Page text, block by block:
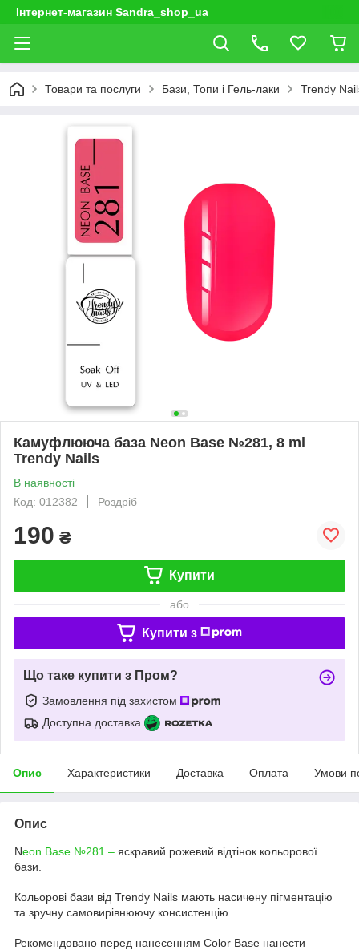
Інтернет-магазин Sandra_shop_ua
Товари та послуги Бази, Топи і Гель-лаки Trendy
Камуфлююча база Neon Base №281, 8 ml
Trendy Nails
В наявності
Код: 012382
Роздріб
190 ₴
Купити
або
Купити з
Що таке купити з Пром?
Замовлення під захистом
Доступна доставка
Опис Характеристики Доставка Оплата Умови
Опис
Neon Base №281 – яскравий рожевий відтінок кольорової
бази.
Кольорові бази від Trendy Nails мають насичену пігментацію
та зручну самовирівнюючу консистенцію.
Рекомендовано перед нанесенням Color Base нанести